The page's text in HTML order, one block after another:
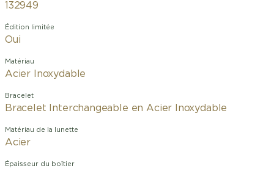
132949
Édition limitée
Oui
Matériau
Acier Inoxydable
Bracelet
Bracelet Interchangeable en Acier Inoxydable
Matériau de la lunette
Acier
Épaisseur du boîtier